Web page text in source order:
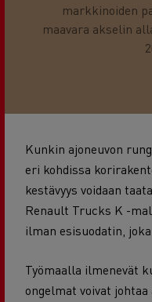
markkinoiden
maavara akselin
Kunkin ajoneuvon
eri kohdissa
kestävyys voidaan
Renault Trucks K -
ilman esisuodatin,
Työmaalla ilmenevät
ongelmat voivat